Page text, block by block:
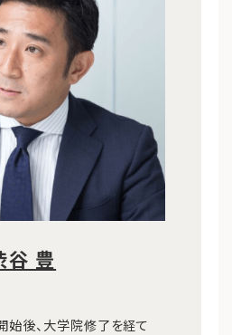
谷 豊
始後、大学院修了を経て